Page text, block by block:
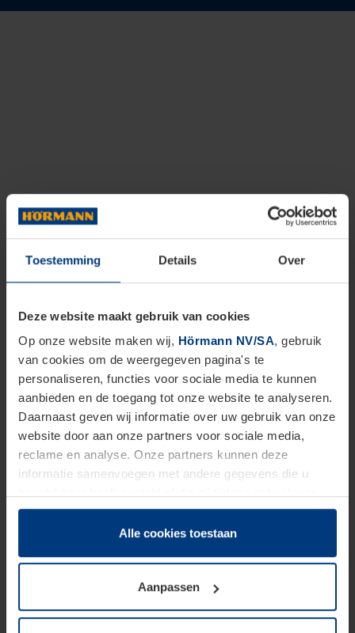
Toestemming Details Over
Deze website maakt gebruik van cookies
Op onze website maken wij, Hörmann NV/SA, gebruik
van cookies om de weergegeven pagina's te
personaliseren, functies voor sociale media te kunnen
aanbieden en de toegang tot onze website te analyseren.
Daarnaast geven wij informatie over uw gebruik van onze
website door aan onze partners voor sociale media,
reclame en analyse. Onze partners kunnen deze
informatie samenvoegen met andere gegevens die u
hun diensten hebben verzameld.
Juridisch hebben wij het recht om cookies op uw
van deze pagina's absoluut vereist is. Voor alle andere
soorten cookies is uw toestemming benodigd. Uw
toestemming kunt u op elk moment bij de uitleg van de
Alle cookies toestaan
Aanpassen